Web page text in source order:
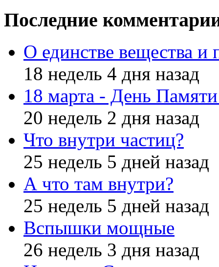
Последние
О единстве вещества и
18 недель 4 дня назад
18 марта - День
20 недель 2 дня назад
Что внутри частиц?
25 недель 5 дней назад
А что там внутри?
25 недель 5 дней назад
Вспышки мощные
26 недель 3 дня назад